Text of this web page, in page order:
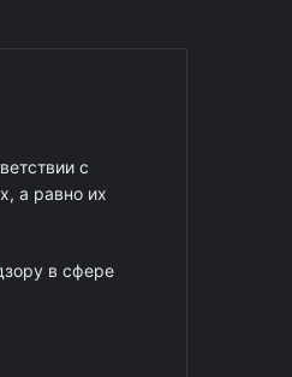
с
а равно их
в сфере